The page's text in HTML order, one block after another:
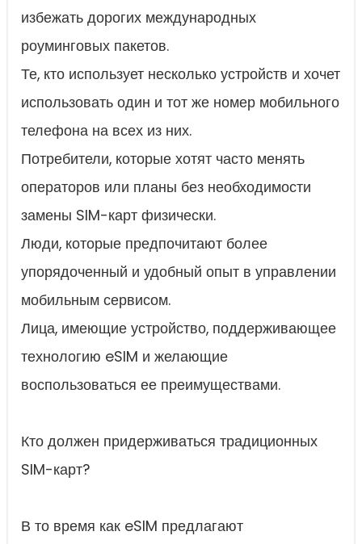
избежать дорогих международных
роуминговых пакетов.
Те, кто использует несколько устройств и хочет
использовать один и тот же номер мобильного
телефона на всех из них.
Потребители, которые хотят часто менять
операторов или планы без необходимости
замены SIM-карт физически.
Люди, которые предпочитают более
упорядоченный и удобный опыт в управлении
мобильным сервисом.
Лица, имеющие устройство, поддерживающее
технологию eSIM и желающие
воспользоваться ее преимуществами.
Кто должен придерживаться традиционных
SIM-карт?
В то время как eSIM предлагают